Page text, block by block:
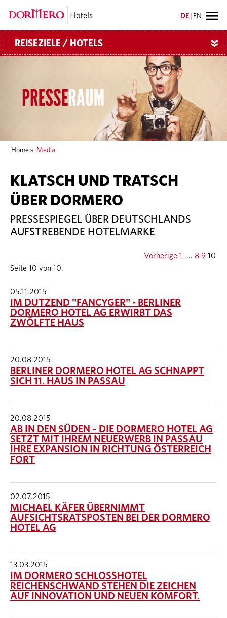
DE EN
REISEZIELE / HOTELS »
Home » Media
KLATSCH UND TRATSCH
ÜBER DORMERO
PRESSESPIEGEL ÜBER DEUTSCHLANDS
AUFSTREBENDE HOTELMARKE
Seite 10 von 10.
Vorherige 1 .... 8 9 10
05.11.2015
IM DUTZEND "FANCYGER" - BERLINER
DORMERO HOTEL AG ERWIRBT DAS
ZWÖLFTE HAUS
20.08.2015
BERLINER DORMERO HOTEL AG SCHNAPPT
SICH 11. HAUS IN PASSAU
20.08.2015
AB IN DEN SÜDEN – DIE DORMERO HOTEL AG
SETZT MIT IHREM NEUERWERB IN PASSAU
IHRE EXPANSION IN RICHTUNG ÖSTERREICH
FORT
02.07.2015
MICHAEL KÄFER ÜBERNIMMT
AUFSICHTSRATSPOSTEN BEI DER DORMERO
HOTEL AG
13.03.2015
IM DORMERO SCHLOSSHOTEL
REICHENSCHWAND STEHEN DIE ZEICHEN
AUF INNOVATION UND NEUEN KOMFORT.